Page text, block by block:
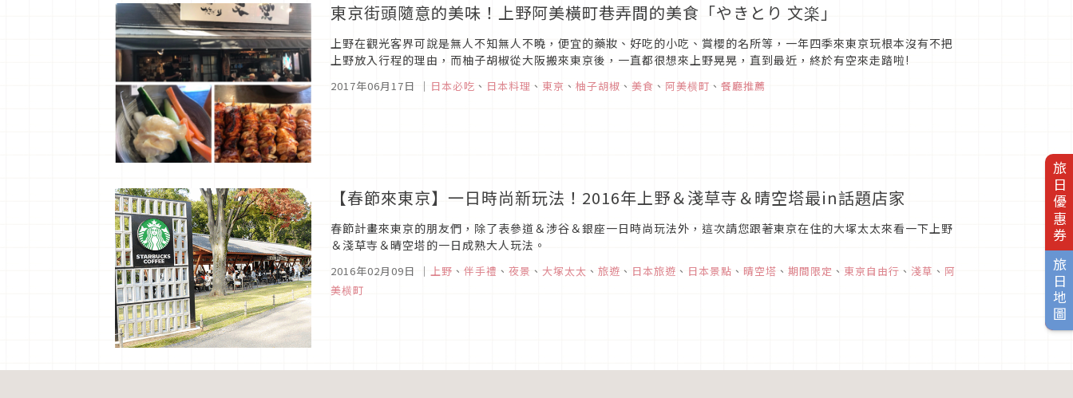
旅日優惠券
旅日地圖
東京街頭隨意的美味！上野阿美橫町巷弄間的美食「やきとり 文楽」
上野在觀光客界可說是無人不知無人不曉，便宜的藥妝、好吃的小吃、賞櫻的名所等，一年四季來東京玩根本沒有不把
上野放入行程的理由，而柚子胡椒從大阪搬來東京後，一直都很想來上野晃晃，直到最近，終於有空來走踏啦!
2017年06月17日 ｜ 日本必吃 、 日本料理 、 東京 、 柚子胡椒 、 美食 、 阿美横町 、 餐廳推薦
【春節來東京】一日時尚新玩法！2016年上野＆淺草寺＆晴空塔最in話題店家
春節計畫來東京的朋友們，除了表參道＆涉谷＆銀座一日時尚玩法外，這次請您跟著東京在住的大塚太太來看一下上野
＆淺草寺＆晴空塔的一日成熟大人玩法。
2016年02月09日 ｜ 上野 、 伴手禮 、 夜景 、 大塚太太 、 旅遊 、 日本旅遊 、 日本景點 、 晴空塔 、 期間限定 、 東京自由行 、 淺草 、 阿
美横町